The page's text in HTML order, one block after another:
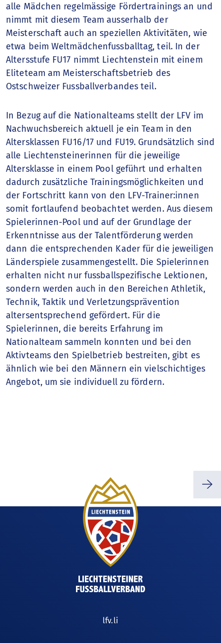
alle Mädchen regelmässige Fördertrainings an und
nimmt mit diesem Team ausserhalb der
Meisterschaft auch an speziellen Aktivitäten, wie
etwa beim Weltmädchenfussballtag, teil. In der
Altersstufe FU17 nimmt Liechtenstein mit einem
Eliteteam am Meisterschaftsbetrieb des
Ostschweizer Fussballverbandes teil.
In Bezug auf die Nationalteams stellt der LFV im
Nachwuchsbereich aktuell je ein Team in den
Altersklassen FU16/17 und FU19. Grundsätzlich sind
alle Liechtensteinerinnen für die jeweilige
Altersklasse in einem Pool geführt und erhalten
dadurch zusätzliche Trainingsmöglichkeiten und
der Fortschritt kann von den LFV-Trainer:innen
somit fortlaufend beobachtet werden. Aus diesem
Spielerinnen-Pool und auf der Grundlage der
Erkenntnisse aus der Talentförderung werden
dann die entsprechenden Kader für die jeweiligen
Länderspiele zusammengestellt. Die Spielerinnen
erhalten nicht nur fussballspezifische Lektionen,
sondern werden auch in den Bereichen Athletik,
Technik, Taktik und Verletzungsprävention
altersentsprechend gefördert. Für die
Spielerinnen, die bereits Erfahrung im
Nationalteam sammeln konnten und bei den
Aktivteams den Spielbetrieb bestreiten, gibt es
ähnlich wie bei den Männern ein vielschichtiges
Angebot, um sie individuell zu fördern.
⭢
lfv.li